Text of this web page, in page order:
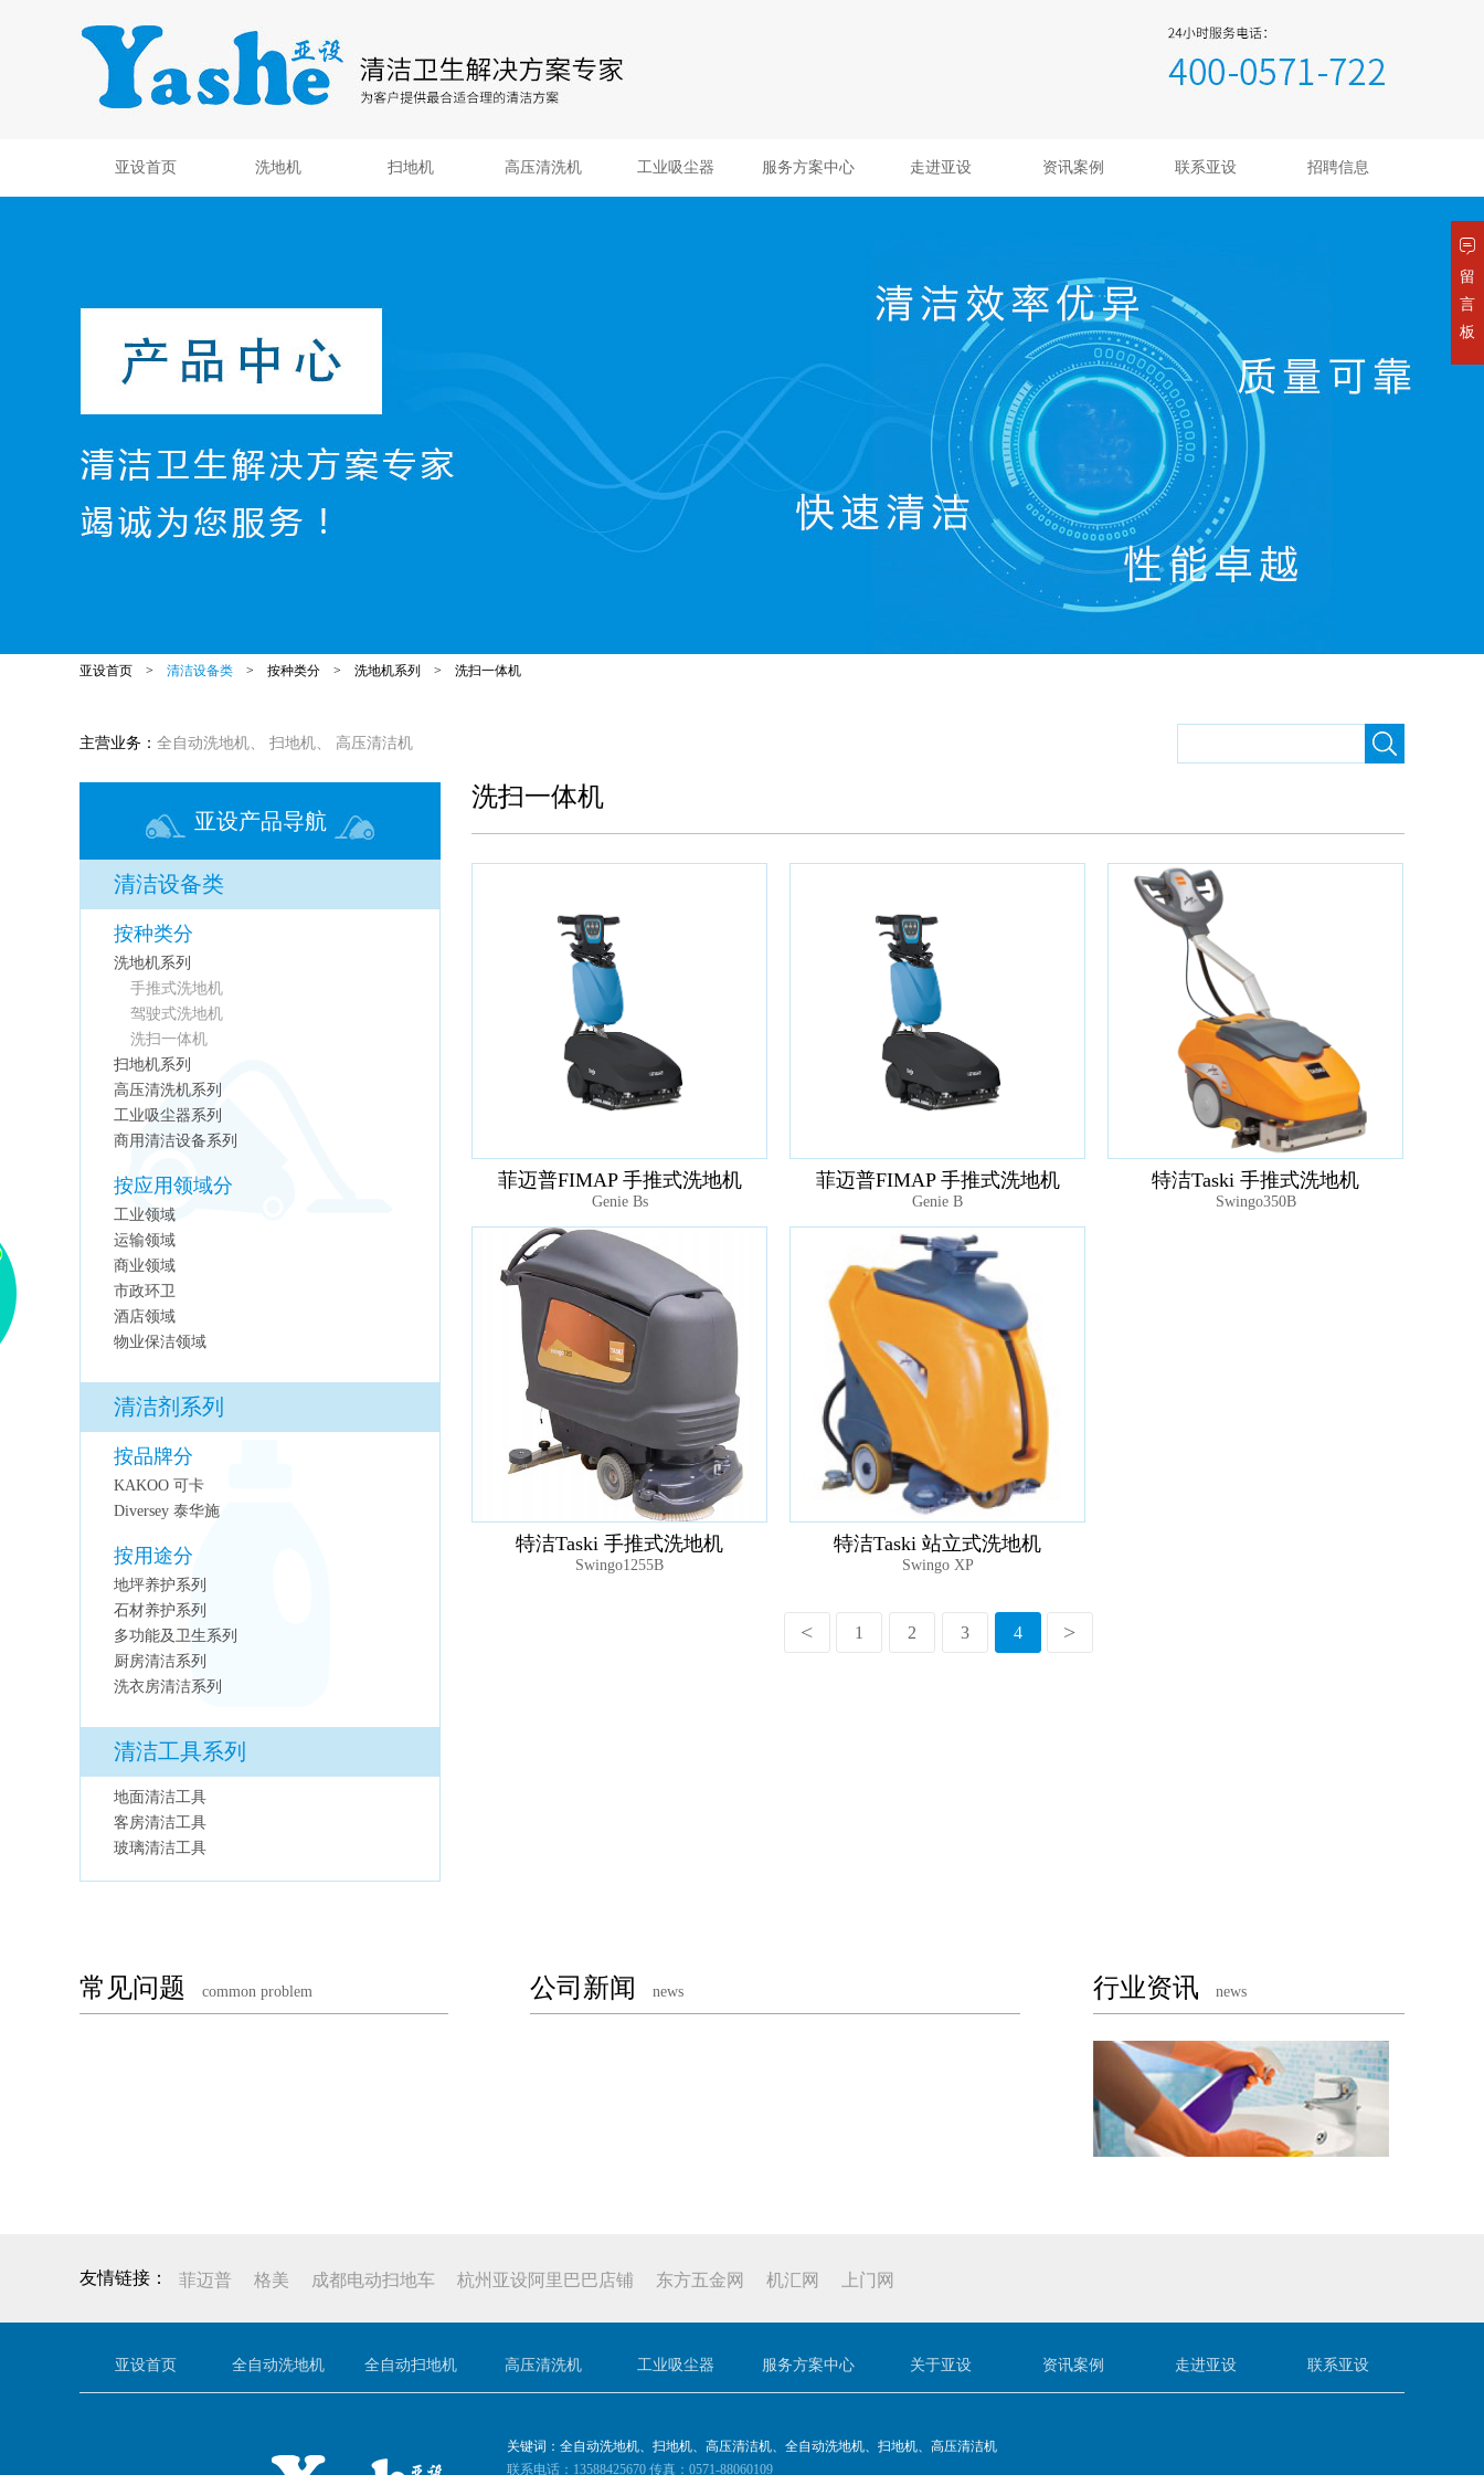
亚设首页 洗地机 扫地机 高压清洗机 工业吸尘器 服务方案中心 走进亚设 资讯案例 联系亚设 招聘信息
亚设首页 > 清洁设备类 > 按种类分 > 洗地机系列 > 洗扫一体机
主营业务： 全自动洗地机、 扫地机、 高压清洁机
亚设产品导航
清洁设备类
按种类分
洗地机系列
手推式洗地机
驾驶式洗地机
洗扫一体机
扫地机系列
高压清洗机系列
工业吸尘器系列
商用清洁设备系列
按应用领域分
工业领域
运输领域
商业领域
市政环卫
酒店领域
物业保洁领域
清洁剂系列
按品牌分
KAKOO 可卡
Diversey 泰华施
按用途分
地坪养护系列
石材养护系列
多功能及卫生系列
厨房清洁系列
洗衣房清洁系列
清洁工具系列
地面清洁工具
客房清洁工具
玻璃清洁工具
洗扫一体机
菲迈普FIMAP 手推式洗地机
Genie Bs
菲迈普FIMAP 手推式洗地机
Genie B
特洁Taski 手推式洗地机
Swingo350B
特洁Taski 手推式洗地机
Swingo1255B
特洁Taski 站立式洗地机
Swingo XP
1 2 3 4
常见问题 common problem 公司新闻 news 行业资讯 news
菲迈普 格美 成都电动扫地车 杭州亚设阿里巴巴店铺 东方五金网 机汇网 上门网
亚设首页 全自动洗地机 全自动扫地机 高压清洗机 工业吸尘器 服务方案中心 关于亚设 资讯案例 走进亚设 联系亚设
关键词：全自动洗地机、扫地机、高压清洁机、全自动洗地机、扫地机、高压清洁机
联系电话：13588425670 传真：0571-88060109
留
言
板